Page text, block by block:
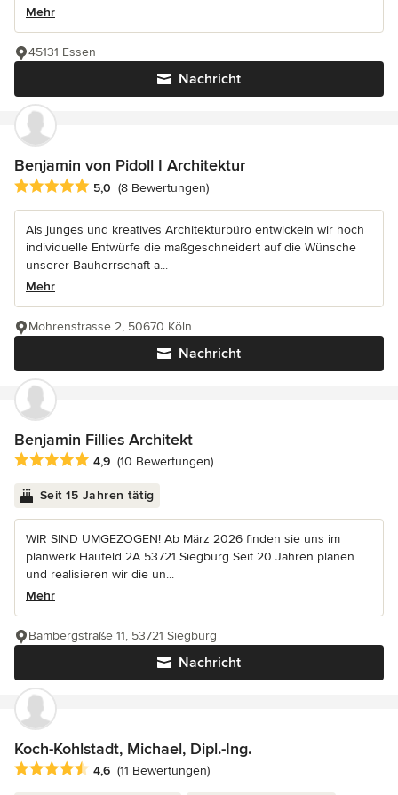
Mehr
Nachricht
45131 Essen
Benjamin von Pidoll I Architektur
Durchschnittliche Bewertung: 5 von 5 Sternen
5,0 (8 Bewertungen)
Als junges und kreatives Architekturbüro entwickeln wir hoch
individuelle Entwürfe die maßgeschneidert auf die Wünsche
unserer Bauherrschaft a...
Mehr
Nachricht
Mohrenstrasse 2, 50670 Köln
Benjamin Fillies Architekt
Durchschnittliche Bewertung: 4.9 von 5 Sternen
4,9 (10 Bewertungen)
Seit 15 Jahren tätig
WIR SIND UMGEZOGEN! Ab März 2026 finden sie uns im
planwerk Haufeld 2A 53721 Siegburg Seit 20 Jahren planen
und realisieren wir die un...
Mehr
Nachricht
Bambergstraße 11, 53721 Siegburg
Koch-Kohlstadt, Michael, Dipl.-Ing.
Durchschnittliche Bewertung: 4.6 von 5 Sternen
4,6 (11 Bewertungen)